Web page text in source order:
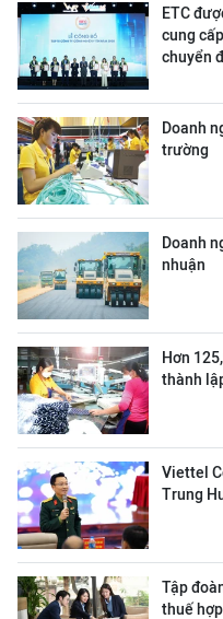
ETC
cung
chuyển
Doanh
trường
Doanh
nhuận
Hơn
thành
Viettel
Trung
Tập
thuế